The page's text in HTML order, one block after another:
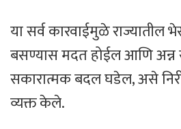
या सर्व कारवाईमुळे
बसण्यास मदत होईल आणि अन्न
सकारात्मक बदल घडेल, असे
व्यक्त केले.